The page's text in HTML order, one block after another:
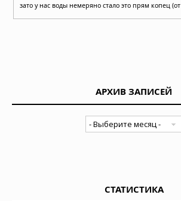
зато у нас воды немеряно стало это прям копец (от
АРХИВ ЗАПИСЕЙ
СТАТИСТИКА